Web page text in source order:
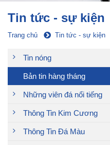
Tin tức - sự kiện
Trang chủ Tin tức - sự kiện
Tin nóng
Bản tin hàng tháng
Những viên đá nổi tiếng
Thông Tin Kim Cương
Thông Tin Đá Màu